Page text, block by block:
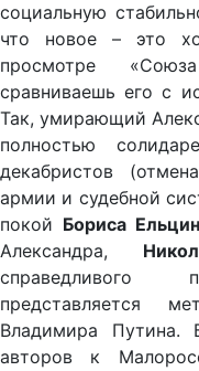
социальную
что новое – это
просмотре
сравниваешь его с
Так, умирающий
полностью
декабристов
армии и судебной
покой Бориса
Александра,
справедливого
представляется
Владимира Путина.
авторов к